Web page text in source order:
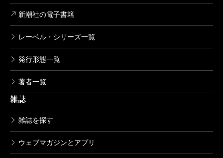
新潮社の電子書籍
レーベル・シリーズ一覧
発行形態一覧
著者一覧
雑誌
雑誌を探す
ウェブマガジンとアプリ